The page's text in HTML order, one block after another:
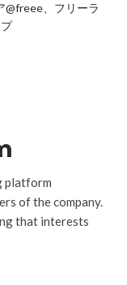
@freee、フリーラ
platform
of the company.
that interests